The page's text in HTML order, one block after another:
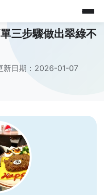
三步驟做出翠綠不
新日期： 2026-01-07